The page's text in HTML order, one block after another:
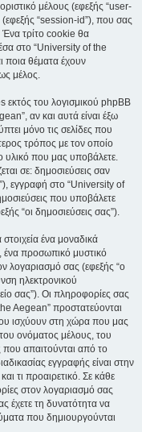
μέλους (εφεξής “user-
(εφεξής “session-id”), που σας
Ένα τρίτο cookie θα
στο “University of the
ποια θέματα έχουν
μέλος.
εκτός του λογισμικού phpBB
αν και αυτά είναι έξω
μόνο τις σελίδες που
τρόπος με τον οποίο
υλικό που μας υποβάλετε.
σε: δημοσιεύσεις σαν
εγγραφή στο “University of
που υποβάλετε
“οι δημοσιεύσεις σας”).
ένα μοναδικά
ένα προσωπικό μυστικό
λογαριασμό σας (εφεξής “ο
ηλεκτρονικού
σας”). Οι πληροφορίες σας
Aegean” προστατεύονται
ισχύουν στη χώρα που μας
ονόματος μέλους, του
που απαιτούνται από το
εγγραφής είναι στην
τι προαιρετικό. Σε κάθε
στον λογαριασμό σας
έχετε τη δυνατότητα να
που δημιουργούνται